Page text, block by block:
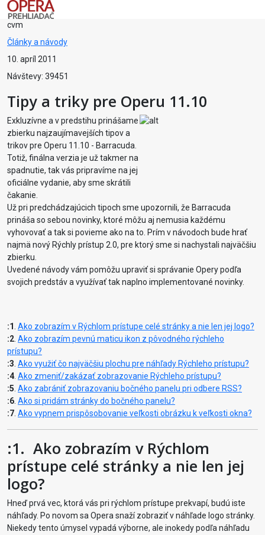
cvm
Články a návody
10. apríl 2011
Návštevy: 39451
Tipy a triky pre Operu 11.10
Exkluzívne a v predstihu prinášame
zbierku najzaujímavejších tipov a
trikov pre Operu 11.10 - Barracuda.
Totiž, finálna verzia je už takmer na
spadnutie, tak vás pripravíme na jej
oficiálne vydanie, aby sme skrátili
čakanie.
Už pri predchádzajúcich tipoch sme upozornili, že Barracuda
prináša so sebou novinky, ktoré môžu aj nemusia každému
vyhovovať a tak si povieme ako na to. Prím v návodoch bude hrať
najmä nový Rýchly prístup 2.0, pre ktorý sme si nachystali najväčšiu
zbierku.
Uvedené návody vám pomôžu upraviť si správanie Opery podľa
svojich predstáv a využívať tak naplno implementované novinky.
:1 Ako zobrazím v Rýchlom prístupe celé stránky a nie len jej logo?
:2 Ako zobrazím pevnú maticu ikon z pôvodného rýchleho
prístupu?
:3 Ako využiť čo najväčšiu plochu pre náhľady Rýchleho prístupu?
:4 Ako zmeniť/zakázať zobrazovanie Rýchleho prístupu?
:5 Ako zabrániť zobrazovaniu bočného panelu pri odbere RSS?
:6 Ako si pridám stránky do bočného panelu?
:7 Ako vypnem prispôsobovanie veľkosti obrázku k veľkosti okna?
:1. Ako zobrazím v Rýchlom
prístupe celé stránky a nie len jej
logo?
Hneď prvá vec, ktorá vás pri rýchlom prístupe prekvapí, budú iste
náhľady. Po novom sa Opera snaží zobraziť v náhľade logo stránky.
Niekedy tento úmysel vypadá výborne, ale inokedy podľa náhľadu